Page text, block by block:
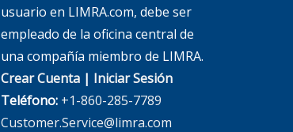
usuario en LIMRA.com, debe ser
empleado de la oficina central de
una compañía miembro de LIMRA.
Crear Cuenta| Iniciar Sesión
Teléfono: +1-860-285-7789
Customer.Service@limra.com